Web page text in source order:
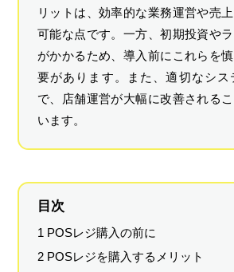
リットは、効率的な業務運営や売
可能な点です。一方、初期投資や
がかかるため、導入前にこれらを
要があります。また、適切なシス
で、店舗運営が大幅に改善される
います。
目次
1 POSレジ購入の前に
2 POSレジを購入するメリット